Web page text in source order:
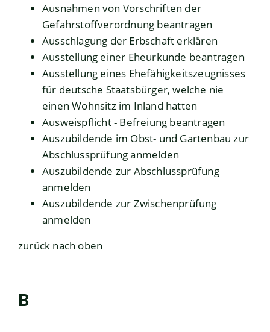
Ausnahmen von Vorschriften der
Gefahrstoffverordnung beantragen
Ausschlagung der Erbschaft erklären
Ausstellung einer Eheurkunde beantragen
Ausstellung eines Ehefähigkeitszeugnisses
für deutsche Staatsbürger, welche nie
einen Wohnsitz im Inland hatten
Ausweispflicht - Befreiung beantragen
Auszubildende im Obst- und Gartenbau zur
Abschlussprüfung anmelden
Auszubildende zur Abschlussprüfung
anmelden
Auszubildende zur Zwischenprüfung
anmelden
zurück nach oben
B